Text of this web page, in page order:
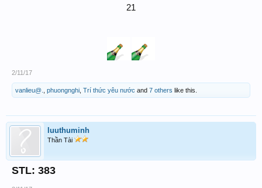
21
2/11/17
vanlieu@. phuongnghi Trí thức yêu nước and 7 others like this.
luuthuminh
Thần Tài
STL: 383